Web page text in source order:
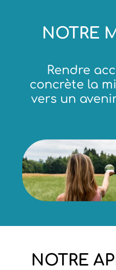
NOTRE
Rendre
concrète la
vers un
NOTRE